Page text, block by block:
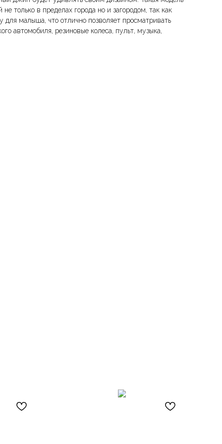
только в пределах города но и загородом, так как
малыша, что отлично позволяет просматривать
автомобиля, резиновые колеса, пульт, музыка,